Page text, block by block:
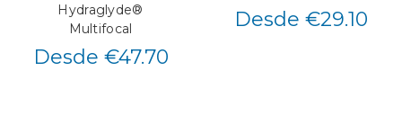
Hydraglyde®
Multifocal
Desde €47.70
Desde €29.10